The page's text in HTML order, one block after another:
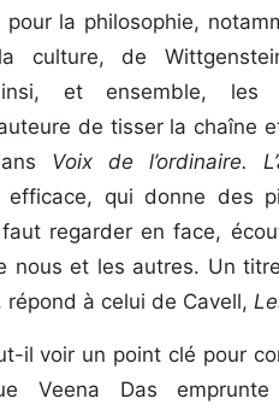
pour la philosophie,
culture, de
et ensemble, les
de tisser la chaîne
Voix de l’ordinaire.
qui donne des
faut regarder en face,
nous et les autres. Un
répond à celui de Cavell,
il voir un point clé pour
Veena Das